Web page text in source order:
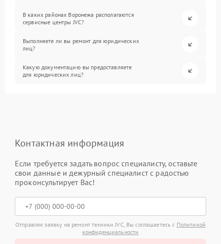
В каких районах Воронежа располагаются
сервисные центры JVC?
Выполняете ли вы ремонт для юридических
лиц?
Какую документацию вы предоставляете
для юридических лиц?
Контактная информация
Если требуется задать вопрос специалисту, оставьте
свои данные и дежурный специалист с радостью
проконсультирует Вас!
Отправляя заявку на ремонт техники JVC, Вы соглашаетесь с Политикой
конфиденциальности